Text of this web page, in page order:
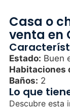
Casa o
venta en
Estado: Buen
Habitaciones
Baños: 2
Lo que
Descubre esta